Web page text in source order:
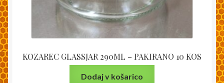
KOZAREC GLASSJAR 290ML – PAKIRANO 10 KOS
Dodaj v košarico